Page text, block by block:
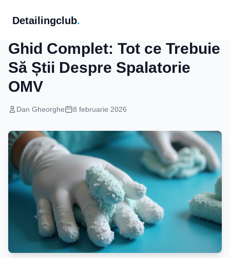
Detailingclub.
Intretinere Auto
Ghid Complet: Tot ce Trebuie
Să Știi Despre Spalatorie
OMV
Dan Gheorghe 8 februarie 2026